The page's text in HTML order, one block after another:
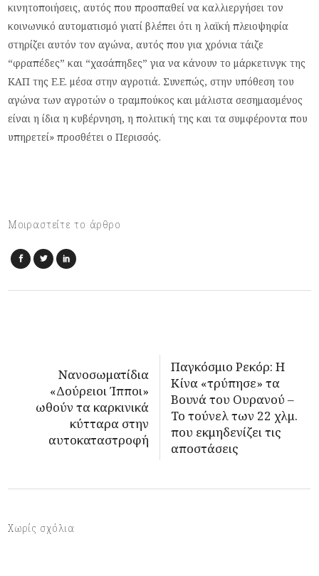
κινητοποιήσεις, αυτός που προσπαθεί να καλλιεργήσει τον
κοινωνικό αυτοματισμό γιατί βλέπει ότι η λαϊκή πλειοψηφία
στηρίζει αυτόν τον αγώνα, αυτός που για χρόνια τάιζε
“φραπέδες” και “χασάπηδες” για να κάνουν το μάρκετινγκ της
ΚΑΠ της Ε.Ε. μέσα στην αγροτιά. Συνεπώς, στην υπόθεση του
αγώνα των αγροτών ο τραμπούκος και μάλιστα σεσημασμένος
είναι η ίδια η κυβέρνηση, η πολιτική της και τα συμφέροντα που
υπηρετεί» προσθέτει ο Περισσός.
Μοιραστείτε το άρθρο
Νανοσωματίδια
«Δούρειοι Ίπποι»
ωθούν τα καρκινικά
κύτταρα στην
αυτοκαταστροφή
Παγκόσμιο Ρεκόρ: Η
Κίνα «τρύπησε» τα
Βουνά του Ουρανού –
Το τούνελ των 22 χλμ.
που εκμηδενίζει τις
αποστάσεις
Χωρίς σχόλια